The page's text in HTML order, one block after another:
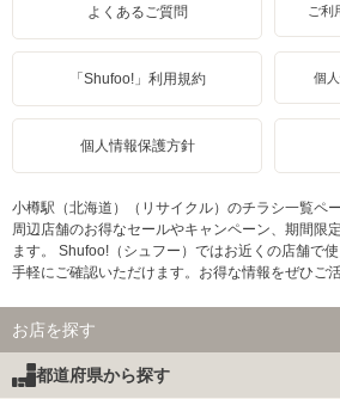
よくあるご質問 ご利
「Shufoo!」利用規約 個
個人情報保護方針
小樽駅（北海道）（リサイクル）のチラシ一覧ペ
周辺店舗のお得なセールやキャンペーン、期間限
ます。 Shufoo!（シュフー）ではお近くの店舗で
手軽にご確認いただけます。お得な情報をぜひご
お店を探す
都道府県から探す